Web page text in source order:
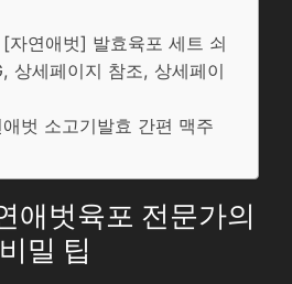
자연애벗] 발효육포 세트 쇠
상세페이지 참조, 상세페이
벗 소고기발효 간편 맥주
애벗육포 전문가의
비밀 팁